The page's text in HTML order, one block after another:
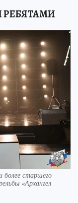
РЕБЯТАМИ
более старшего
«Архангел